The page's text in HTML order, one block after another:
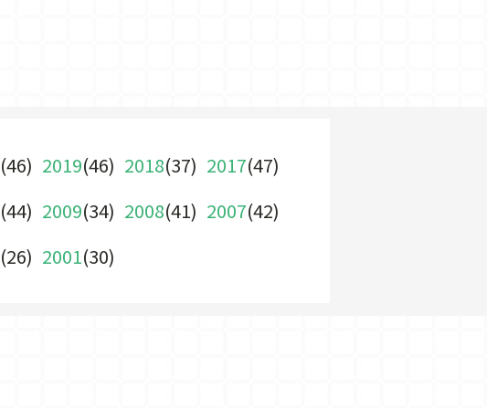
(46) 2019(46) 2018(37) 2017(47)
(44) 2009(34) 2008(41) 2007(42)
(26) 2001(30)